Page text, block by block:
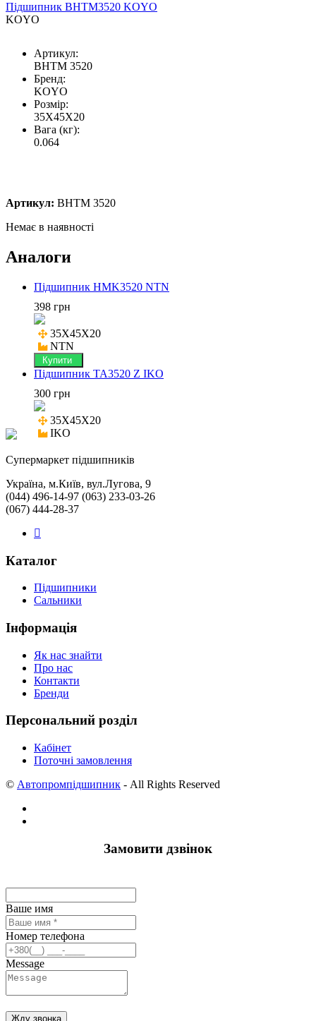
Підшипник BHTM3520 KOYO
KOYO
Артикул:
BHTM 3520
Бренд:
KOYO
Розмір:
35X45X20
Вага (кг):
0.064
Артикул: BHTM 3520
Немає в наявності
Аналоги
Підшипник HMK3520 NTN
398 грн
35X45X20
NTN
Купити
Підшипник TA3520 Z IKO
300 грн
35X45X20
IKO
Cупермаркет підшипників
Україна, м.Київ, вул.Лугова, 9
(044) 496-14-97 (063) 233-03-26
(067) 444-28-37
Каталог
Підшипники
Сальники
Інформація
Як нас знайти
Про нас
Контакти
Бренди
Персональний розділ
Кабінет
Поточні замовлення
© Автопромпідшипник - All Rights Reserved
Замовити дзвінок
Ваше имя
Номер телефона
Message
Жду звонка